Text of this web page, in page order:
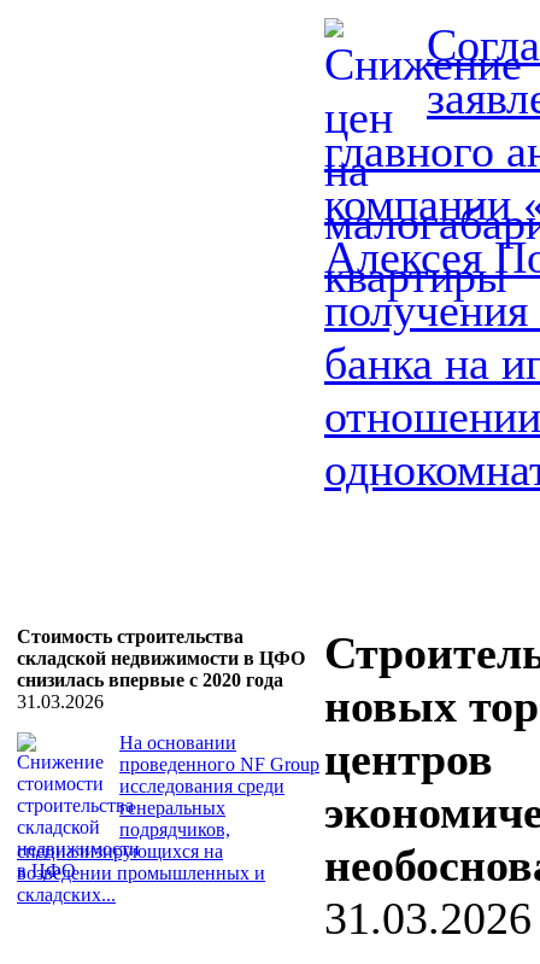
главного
Алексея
банка на
отношении
Стоимость строительства
складской недвижимости в ЦФО
снизилась впервые с 2020 года
31.03.2026
На основании
проведенного NF Group
исследования среди
генеральных
подрядчиков,
специализирующихся на
возведении промышленных и
складских...
новых
центров
31.03.2026